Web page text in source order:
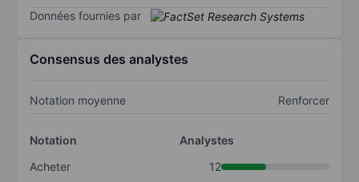
Données fournies par
Consensus des analystes
Notation moyenne Renforcer
Notation
Analystes
Acheter
12